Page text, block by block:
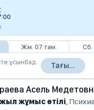
Жм. 07 там.
Сб.
ұсынбады
Тағы…
Асель
жұмыс өтілі,